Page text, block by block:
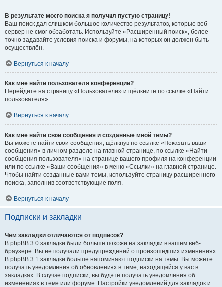
В результате моего поиска я получил пустую страницу!
Ваш поиск дал слишком большое количество результатов, которые веб-
сервер не смог обработать. Используйте «Расширенный поиск», более
точно задавайте условия поиска и форумы, на которых он должен быть
осуществлён.
Вернуться к началу
Как мне найти пользователя конференции?
Перейдите на страницу «Пользователи» и щёлкните по ссылке «Найти
пользователя».
Вернуться к началу
Как мне найти свои сообщения и созданные мной темы?
Вы можете найти свои сообщения, щёлкнув по ссылке «Показать ваши
сообщения» в личном разделе на главной странице, по ссылке «Найти
сообщения пользователя» на странице вашего профиля на конференции
или по ссылке «Ваши сообщения» в меню «Ссылки» на главной странице.
Чтобы найти созданные вами темы, используйте страницу расширенного
поиска, заполнив соответствующие поля.
Вернуться к началу
Подписки и закладки
Чем закладки отличаются от подписок?
В phpBB 3.0 закладки были больше похожи на закладки в вашем веб-
браузере. Вы не получали предупреждений о произошедших изменениях.
В phpBB 3.1 закладки больше напоминают подписки на темы. Вы можете
получать уведомления об обновлениях в теме, находящейся у вас в
закладках. В случае подписки, вы будете получать уведомления об
изменениях в теме или форуме. Настройки уведомлений для закладок и